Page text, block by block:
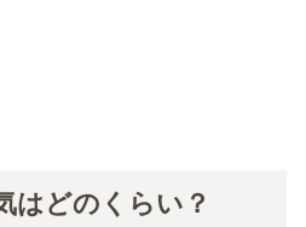
はどのくらい？